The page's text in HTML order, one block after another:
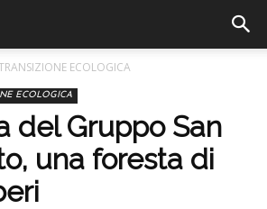
ECOLOGICA
ECOLOGICA
del Gruppo San
una foresta di